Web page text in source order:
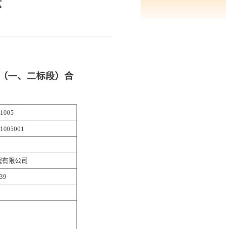
一、二标段）合
限公司